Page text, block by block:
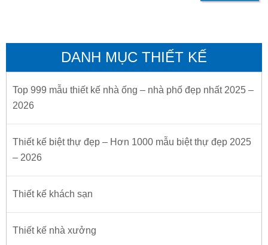
DANH MỤC THIẾT KẾ
Top 999 mẫu thiết kế nhà ống – nhà phố đẹp nhất 2025 –
2026
Thiết kế biệt thự đẹp – Hơn 1000 mẫu biệt thự đẹp 2025
– 2026
Thiết kế khách sạn
Thiết kế nhà xưởng